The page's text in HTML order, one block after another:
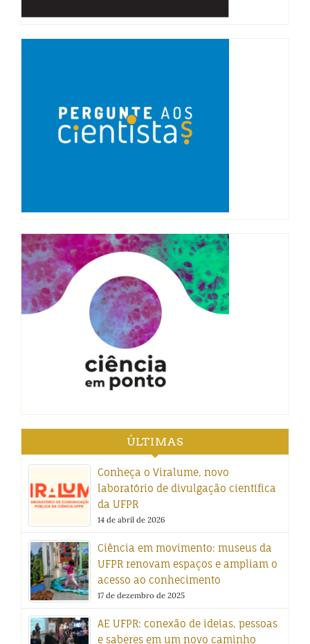
ÚLTIMAS
Conheça o Viralume, novo
laboratório de divulgação científica
da UFPR
14 de abril de 2026
Ciência em movimento: museus da
UFPR renovam espaços e ampliam o
acesso ao conhecimento
17 de dezembro de 2025
AE UFPR: conexão de ideias, pessoas
e saberes em um novo caminho